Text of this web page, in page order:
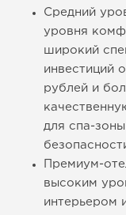
Средний
уровня
широкий
инвестиций
рублей и
для спа-
Премиум-
высоким
интерьером